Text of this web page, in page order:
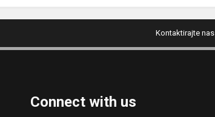
Kontaktirajte nas
Connect with us